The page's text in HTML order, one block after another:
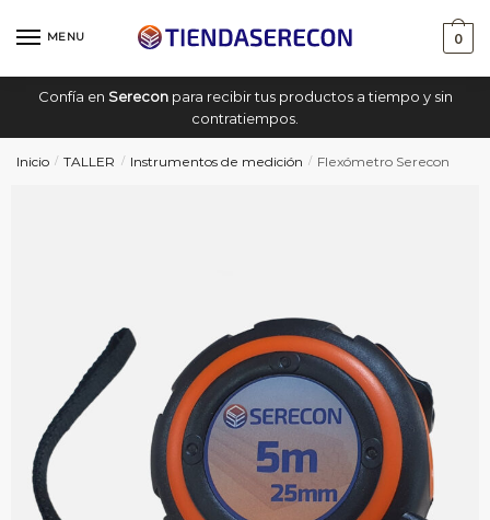
MENU 0
Confía en Sereconpara recibir tus productos a tiempo y sin
contratiempos.
Inicio / TALLER / Instrumentos de medición / Flexómetro Serecon